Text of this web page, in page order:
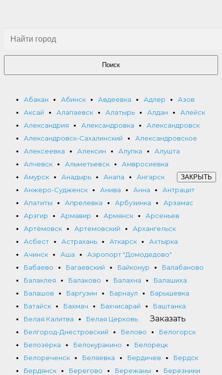
Поиск
Абакан Абинск Авдеевка Адлер
Азов
Аксай
Алапаевск Алатырь Алдан
Алейск
Александрия
Александровка
Александровск
Александровск-Сахалинский
Александровское
Алексеевка
Алексин Алупка
Алушта
Алчевск
Альметьевск
Амвросиевка
Амурск
Анадырь Анапа
Ангарск
Анжеро-Судженск
Анива Анна
Антрацит
Апатиты
Апрелевка Арбузинка
Арзамас
Арзгир
Армавир Армянск
Арсеньев
Артёмовск
Артемовский
Архангельск
Асбест
Астрахань Аткарск
Ахтырка
Ачинск
Аша
Аэропорт "Домодедово"
Бабаево
Багаевский Байконур
Балабаново
Балаклея
Балаково Балахна
Балашиха
Балашов
Баргузин Барнаул
Барышевка
Батайск
Бахмач Бахчисарай
Баштанка
Белая Калитва
Белая Церковь
Белгород-Днестровский
Белово
Белогорск
Белозёрка
Белокуракино
Белорецк
Белореченск
Беляевка Бердичев
Бердск
Бердянск
Берегово Бережаны
Березники
ЗАКРЫТЬ
Заказать